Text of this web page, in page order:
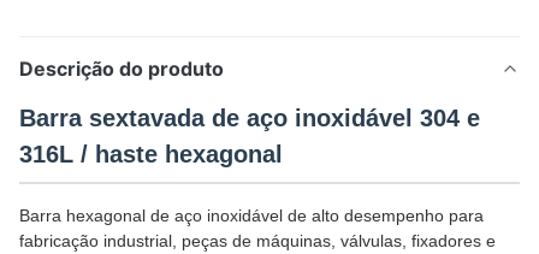
Descrição do produto
Barra sextavada de aço inoxidável 304 e
316L / haste hexagonal
Barra hexagonal de aço inoxidável de alto desempenho para
fabricação industrial, peças de máquinas, válvulas, fixadores e